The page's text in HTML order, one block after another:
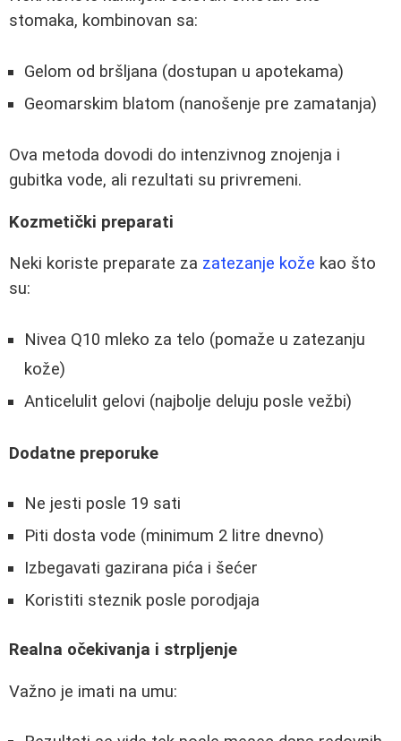
stomaka, kombinovan sa:
Gelom od bršljana (dostupan u apotekama)
Geomarskim blatom (nanošenje pre zamatanja)
Ova metoda dovodi do intenzivnog znojenja i
gubitka vode, ali rezultati su privremeni.
Kozmetički preparati
Neki koriste preparate za zatezanje kože kao što
su:
Nivea Q10 mleko za telo (pomaže u zatezanju
kože)
Anticelulit gelovi (najbolje deluju posle vežbi)
Dodatne preporuke
Ne jesti posle 19 sati
Piti dosta vode (minimum 2 litre dnevno)
Izbegavati gazirana pića i šećer
Koristiti steznik posle porodjaja
Realna očekivanja i strpljenje
Važno je imati na umu: